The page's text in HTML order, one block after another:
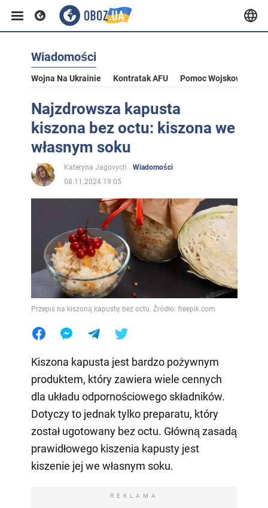
Wiadomości
Wojna Na Ukrainie Kontratak AFU Pomoc Wojskowa Dla
Najzdrowsza kapusta
kiszona bez octu: kiszona we
własnym soku
Kateryna Jagovych
Wiadomości
08.11.2024 19:05
Przepis na kiszoną kapustę bez octu. Źródło: freepik.com
Kiszona kapusta jest bardzo pożywnym
produktem, który zawiera wiele cennych
dla układu odpornościowego składników.
Dotyczy to jednak tylko preparatu, który
został ugotowany bez octu. Główną zasadą
prawidłowego kiszenia kapusty jest
kiszenie jej we własnym soku.
REKLAMA